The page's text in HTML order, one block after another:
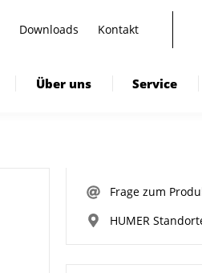
Downloads Kontakt
Über uns Service
Frage zum
HUMER